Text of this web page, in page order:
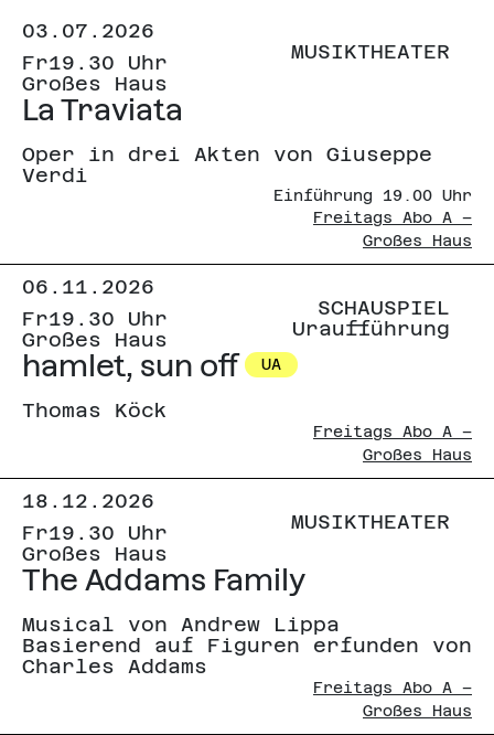
03.07.2026
Fr19.30 Uhr
Großes Haus
La Traviata
Oper in drei Akten von Giuseppe
Verdi
MUSIKTHEATER
Einführung 19.00 Uhr
Freitags Abo A –
Großes Haus
06.11.2026
Fr19.30 Uhr
Großes Haus
hamlet, sun off UA
Thomas Köck
SCHAUSPIEL
Uraufführung
Freitags Abo A –
Großes Haus
18.12.2026
Fr19.30 Uhr
Großes Haus
The Addams Family
Musical von Andrew Lippa
Basierend auf Figuren erfunden von
Charles Addams
MUSIKTHEATER
Freitags Abo A –
Großes Haus